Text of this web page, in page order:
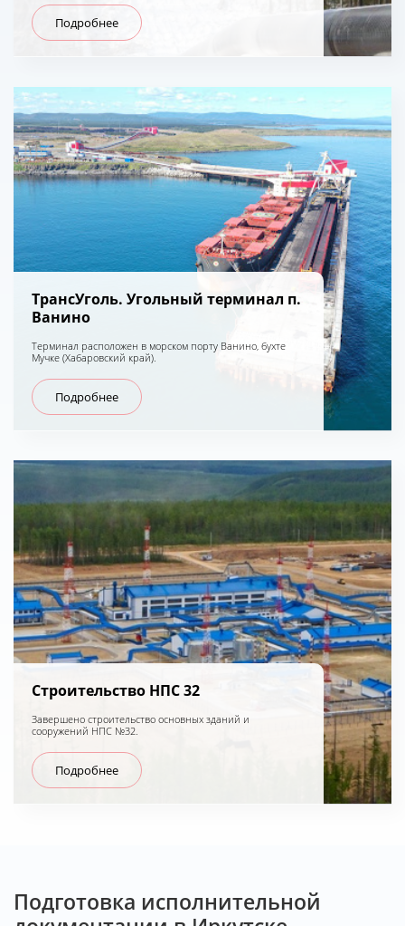
Подробнее
ТрансУголь. Угольный терминал п.
Ванино
Терминал расположен в морском порту Ванино, бухте
Мучке (Хабаровский край).
Подробнее
Строительство НПС 32
Завершено строительство основных зданий и
сооружений НПС №32.
Подробнее
Подготовка исполнительной